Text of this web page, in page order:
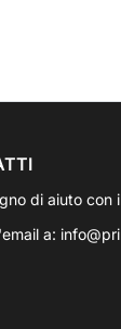
di aiuto con
a: